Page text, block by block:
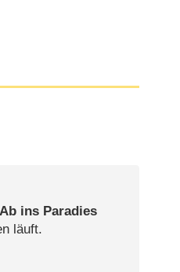
Ab ins Paradies
läuft.